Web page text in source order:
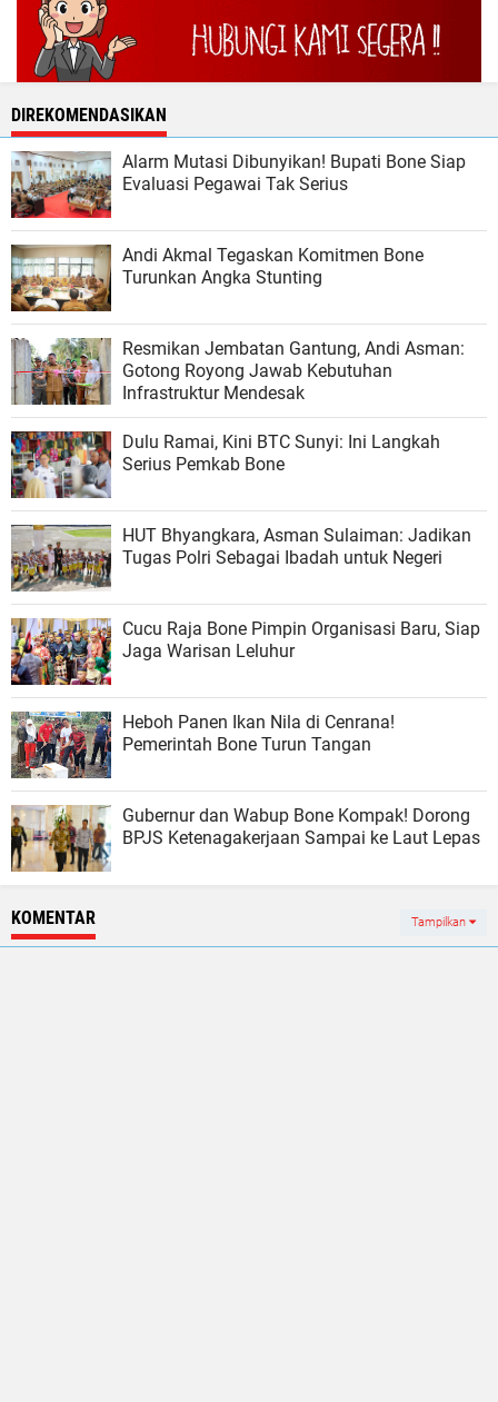
DIREKOMENDASIKAN
Alarm Mutasi Dibunyikan! Bupati Bone Siap
Evaluasi Pegawai Tak Serius
Andi Akmal Tegaskan Komitmen Bone
Turunkan Angka Stunting
Resmikan Jembatan Gantung, Andi Asman:
Gotong Royong Jawab Kebutuhan
Infrastruktur Mendesak
Dulu Ramai, Kini BTC Sunyi: Ini Langkah
Serius Pemkab Bone
HUT Bhyangkara, Asman Sulaiman: Jadikan
Tugas Polri Sebagai Ibadah untuk Negeri
Cucu Raja Bone Pimpin Organisasi Baru, Siap
Jaga Warisan Leluhur
Heboh Panen Ikan Nila di Cenrana!
Pemerintah Bone Turun Tangan
Gubernur dan Wabup Bone Kompak! Dorong
BPJS Ketenagakerjaan Sampai ke Laut Lepas
KOMENTAR Tampilkan